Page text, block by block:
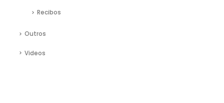
Recibos
Outros
Videos